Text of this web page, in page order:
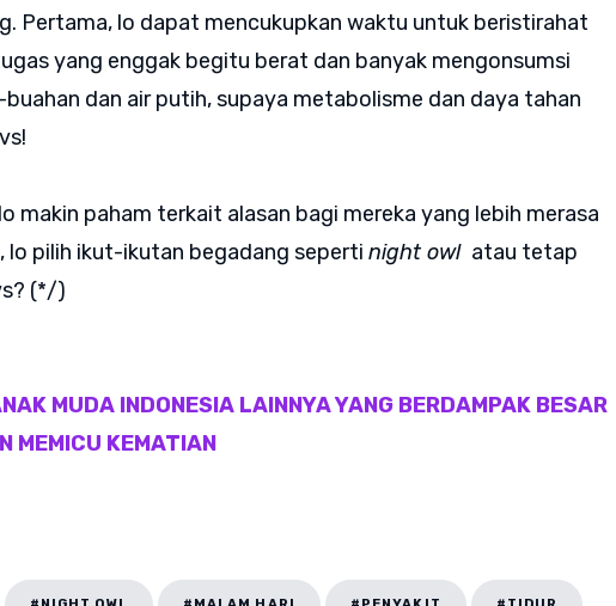
Pertama, lo dapat mencukupkan waktu untuk beristirahat
yang enggak begitu berat dan banyak mengonsumsi
dan air putih, supaya metabolisme dan daya tahan
makin paham terkait alasan bagi mereka yang lebih merasa
lo pilih ikut-ikutan begadang seperti night owl atau tetap
(*/)
MUDA INDONESIA LAINNYA YANG BERDAMPAK BESAR
MEMICU KEMATIAN